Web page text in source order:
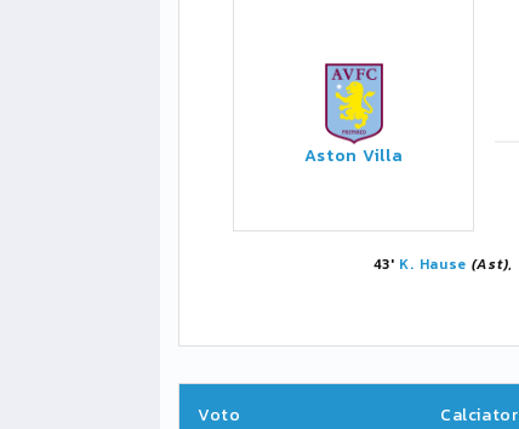
Aston Villa
43' K. Hause (Ast),
Voto